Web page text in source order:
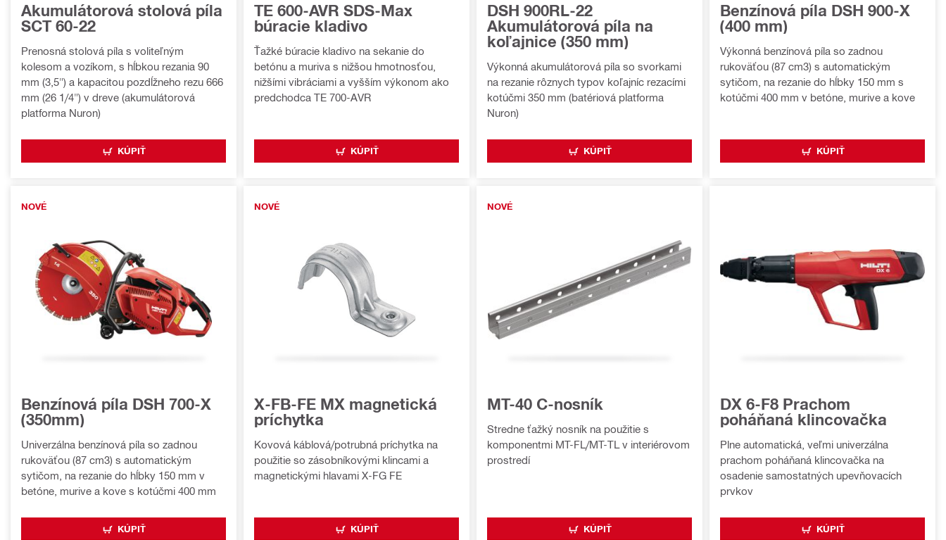
Akumulátorová stolová píla
SCT 60-22
Prenosná stolová píla s voliteľným
kolesom a vozíkom, s hĺbkou rezania 90
mm (3,5") a kapacitou pozdĺžneho rezu 666
mm (26 1/4") v dreve (akumulátorová
platforma Nuron)
KÚPIŤ
TE 600-AVR SDS-Max
búracie kladivo
Ťažké búracie kladivo na sekanie do
betónu a muriva s nižšou hmotnosťou,
nižšími vibráciami a vyšším výkonom ako
predchodca TE 700-AVR
KÚPIŤ
DSH 900RL-22
Akumulátorová píla na
koľajnice (350 mm)
Výkonná akumulátorová píla so svorkami
na rezanie rôznych typov koľajníc rezacími
kotúčmi 350 mm (batériová platforma
Nuron)
KÚPIŤ
Benzínová píla DSH 900-X
(400 mm)
Výkonná benzínová píla so zadnou
rukoväťou (87 cm3) s automatickým
sytičom, na rezanie do hĺbky 150 mm s
kotúčmi 400 mm v betóne, murive a kove
KÚPIŤ
NOVÉ
Benzínová píla DSH 700-X
(350mm)
Univerzálna benzínová píla so zadnou
rukoväťou (87 cm3) s automatickým
sytičom, na rezanie do hĺbky 150 mm v
betóne, murive a kove s kotúčmi 400 mm
KÚPIŤ
NOVÉ
X-FB-FE MX magnetická
príchytka
Kovová káblová/potrubná príchytka na
použitie so zásobníkovými klincami a
magnetickými hlavami X-FG FE
KÚPIŤ
NOVÉ
MT-40 C-nosník
Stredne ťažký nosník na použitie s
komponentmi MT-FL/MT-TL v interiérovom
prostredí
KÚPIŤ
DX 6-F8 Prachom
poháňaná klincovačka
Plne automatická, veľmi univerzálna
prachom poháňaná klincovačka na
osadenie samostatných upevňovacích
prvkov
KÚPIŤ